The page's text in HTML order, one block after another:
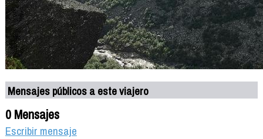
Mensajes públicos a este viajero
0 Mensajes
Escribir mensaje